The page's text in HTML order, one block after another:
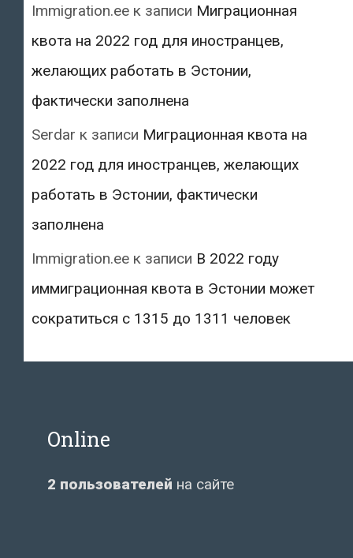
Immigration.ee к записи Миграционная
квота на 2022 год для иностранцев,
желающих работать в Эстонии,
фактически заполнена
Serdar к записи Миграционная квота на
2022 год для иностранцев, желающих
работать в Эстонии, фактически
заполнена
Immigration.ee к записи В 2022 году
иммиграционная квота в Эстонии может
сократиться с 1315 до 1311 человек
Online
2 пользователей на сайте